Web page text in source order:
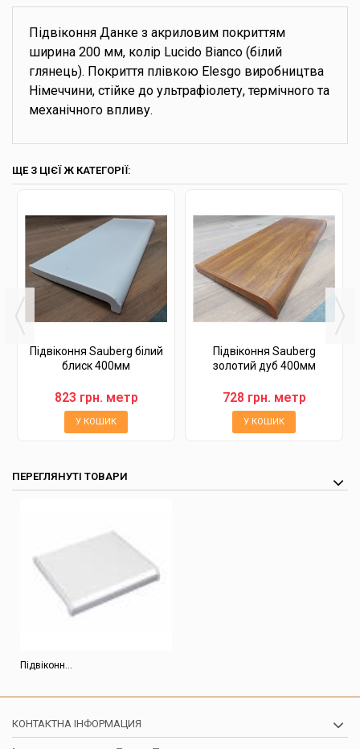
Підвіконня Данке з акриловим покриттям
ширина 200 мм, колір Lucido Bianco (білий
глянець). Покриття плівкою Elesgo виробництва
Німеччини, стійке до ультрафіолету, термічного та
механічного впливу.
ЩЕ З ЦІЄЇ Ж КАТЕГОРІЇ:
Підвіконня Sauberg білий
блиск 400мм
823 грн. метр
У КОШИК
Підвіконня Sauberg
золотий дуб 400мм
728 грн. метр
У КОШИК
ПЕРЕГЛЯНУТІ ТОВАРИ
Підвіконн...
КОНТАКТНА ІНФОРМАЦИЯ